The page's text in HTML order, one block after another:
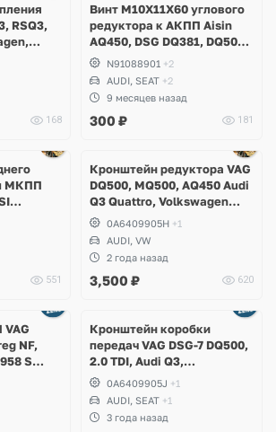
RSQ3,
168
Винт M10X11X60 углового
редуктора к АКПП Aisin
AQ450, DSG DQ381, DQ500,
Audi S3, RS3, TTS, TTRS,
Q3, RSQ3, Volkswagen Golf
7.5 R, Arteon, Tiguan,
N91088901 +2
AUDI, SEAT +2
9 месяцев назад
300 ₽ 181
МКПП
551
Кронштейн редуктора VAG
DQ500, MQ500, AQ450 Audi
Q3 Quattro, Volkswagen
Tiguan 4Motion 2.0 TSI
0A6409905H +1
AUDI, VW
2 года назад
3,500 ₽ 620
NF,
S
Кронштейн коробки
передач VAG DSG-7 DQ500,
2.0 TDI, Audi Q3,
Volkswagen Tiguan, Sharan,
Seat Alhambra
0A6409905J +1
AUDI, SEAT +1
3 года назад